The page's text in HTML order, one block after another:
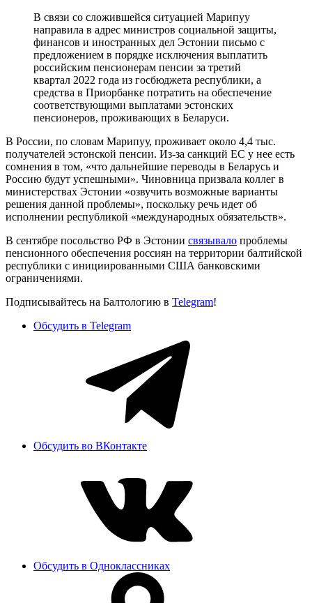
В связи со сложившейся ситуацией Марипуу
направила в адрес министров социальной защиты,
финансов и иностранных дел Эстонии письмо с
предложением в порядке исключения выплатить
российским пенсионерам пенсии за третий
квартал 2022 года из госбюджета республики, а
средства в Приорбанке потратить на обеспечение
соответствующими выплатами эстонских
пенсионеров, проживающих в Беларуси.
В России, по словам Марипуу, проживает около 4,4 тыс.
получателей эстонской пенсии. Из-за санкций ЕС у нее есть
сомнения в том, «что дальнейшие переводы в Беларусь и
Россию будут успешными». Чиновница призвала коллег в
министерствах Эстонии «озвучить возможные варианты
решения данной проблемы», поскольку речь идет об
исполнении республикой «международных обязательств».
В сентябре посольство РФ в Эстонии связывало проблемы
пенсионного обеспечения россиян на территории балтийской
республики с инициированными США банковскими
ограничениями.
Подписывайтесь на Балтологию в Telegram!
Обсудить в Telegram
Обсудить во ВКонтакте
Обсудить в Одноклассниках